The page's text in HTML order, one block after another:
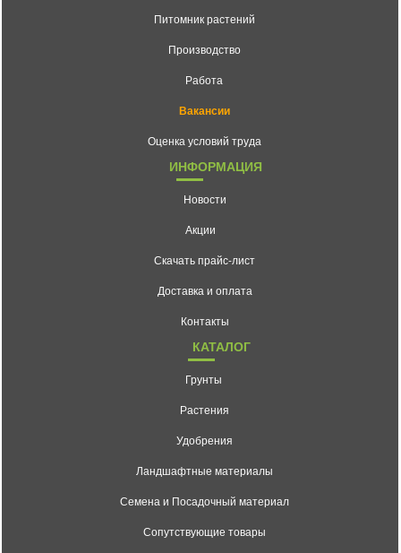
Питомник растений
Производство
Работа
Вакансии
Оценка условий труда
ИНФОРМАЦИЯ
Новости
Акции
Скачать прайс-лист
Доставка и оплата
Контакты
КАТАЛОГ
Грунты
Растения
Удобрения
Ландшафтные материалы
Семена и Посадочный материал
Сопутствующие товары